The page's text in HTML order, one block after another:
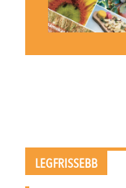
LEGFRISSEBB